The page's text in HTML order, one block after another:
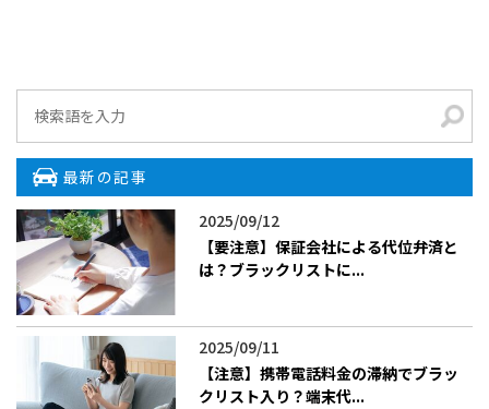
最新の記事
2025/09/12
【要注意】保証会社による代位弁済と
は？ブラックリストに...
2025/09/11
【注意】携帯電話料金の滞納でブラッ
クリスト入り？端末代...